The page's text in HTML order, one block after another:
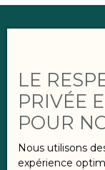
En
contexte
La baisse
conditions
LE
PRIVÉE
POUR
Nous utilisons
expérience